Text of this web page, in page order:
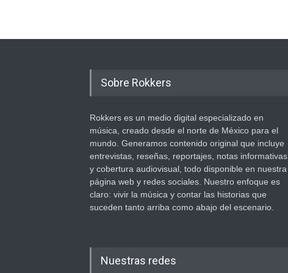
Sobre Rokkers
Rokkers es un medio digital especializado en
música, creado desde el norte de México para el
mundo. Generamos contenido original que incluye
entrevistas, reseñas, reportajes, notas informativas
y cobertura audiovisual, todo disponible en nuestra
página web y redes sociales. Nuestro enfoque es
claro: vivir la música y contar las historias que
suceden tanto arriba como abajo del escenario.
Nuestras redes